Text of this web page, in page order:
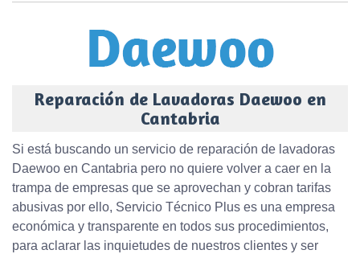
Reparación de Lavadoras Daewoo en
Cantabria
Si está buscando un servicio de reparación de lavadoras
Daewoo en Cantabria pero no quiere volver a caer en la
trampa de empresas que se aprovechan y cobran tarifas
abusivas por ello, Servicio Técnico Plus es una empresa
económica y transparente en todos sus procedimientos,
para aclarar las inquietudes de nuestros clientes y ser